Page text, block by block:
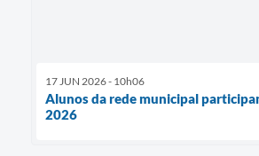
17 JUN 2026 - 10h06
Alunos da rede municipal
2026